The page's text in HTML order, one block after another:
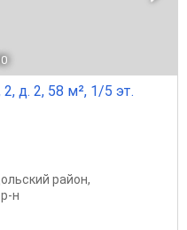
д. 2, 58 м², 1/5 эт.
район,
н